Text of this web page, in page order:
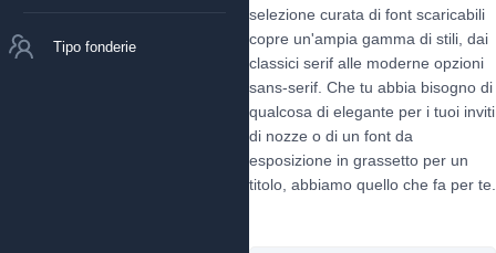
Tipo fonderie
selezione curata di font scaricabili
copre un'ampia gamma di stili, dai
classici serif alle moderne opzioni
sans-serif. Che tu abbia bisogno di
qualcosa di elegante per i tuoi inviti
di nozze o di un font da
esposizione in grassetto per un
titolo, abbiamo quello che fa per te.